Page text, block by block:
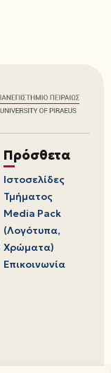
Πρόσθετα
Ιστοσελίδες
Τμήματος
Media Pack
(Λογότυπα,
Χρώματα)
Επικοινωνία